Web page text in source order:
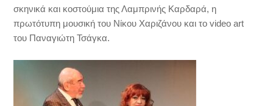
σκηνικά και κοστούμια της Λαμπρινής Καρδαρά, η
πρωτότυπη μουσική του Νίκου Χαριζάνου και το video art
του Παναγιώτη Τσάγκα.